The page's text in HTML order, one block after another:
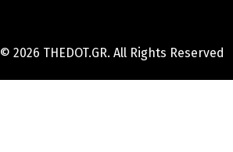
© 2026 THEDOT.GR. All Rights Reserved